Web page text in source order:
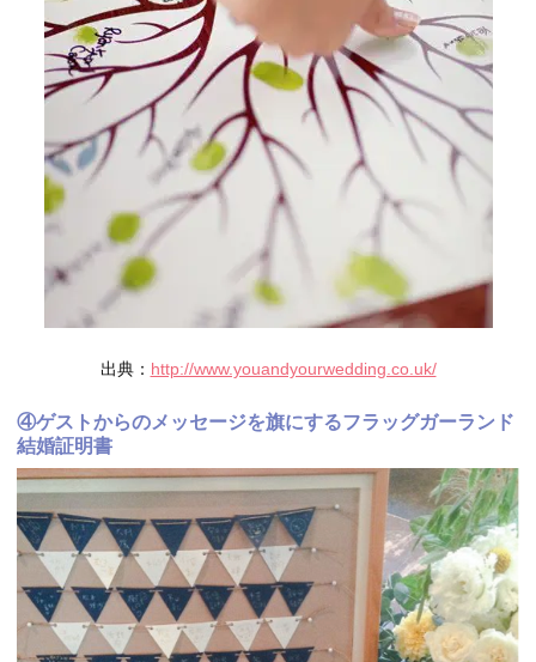
出典： http://www.youandyourwedding.co.uk/
④ゲストからのメッセージを旗にするフラッグガーランド
結婚証明書